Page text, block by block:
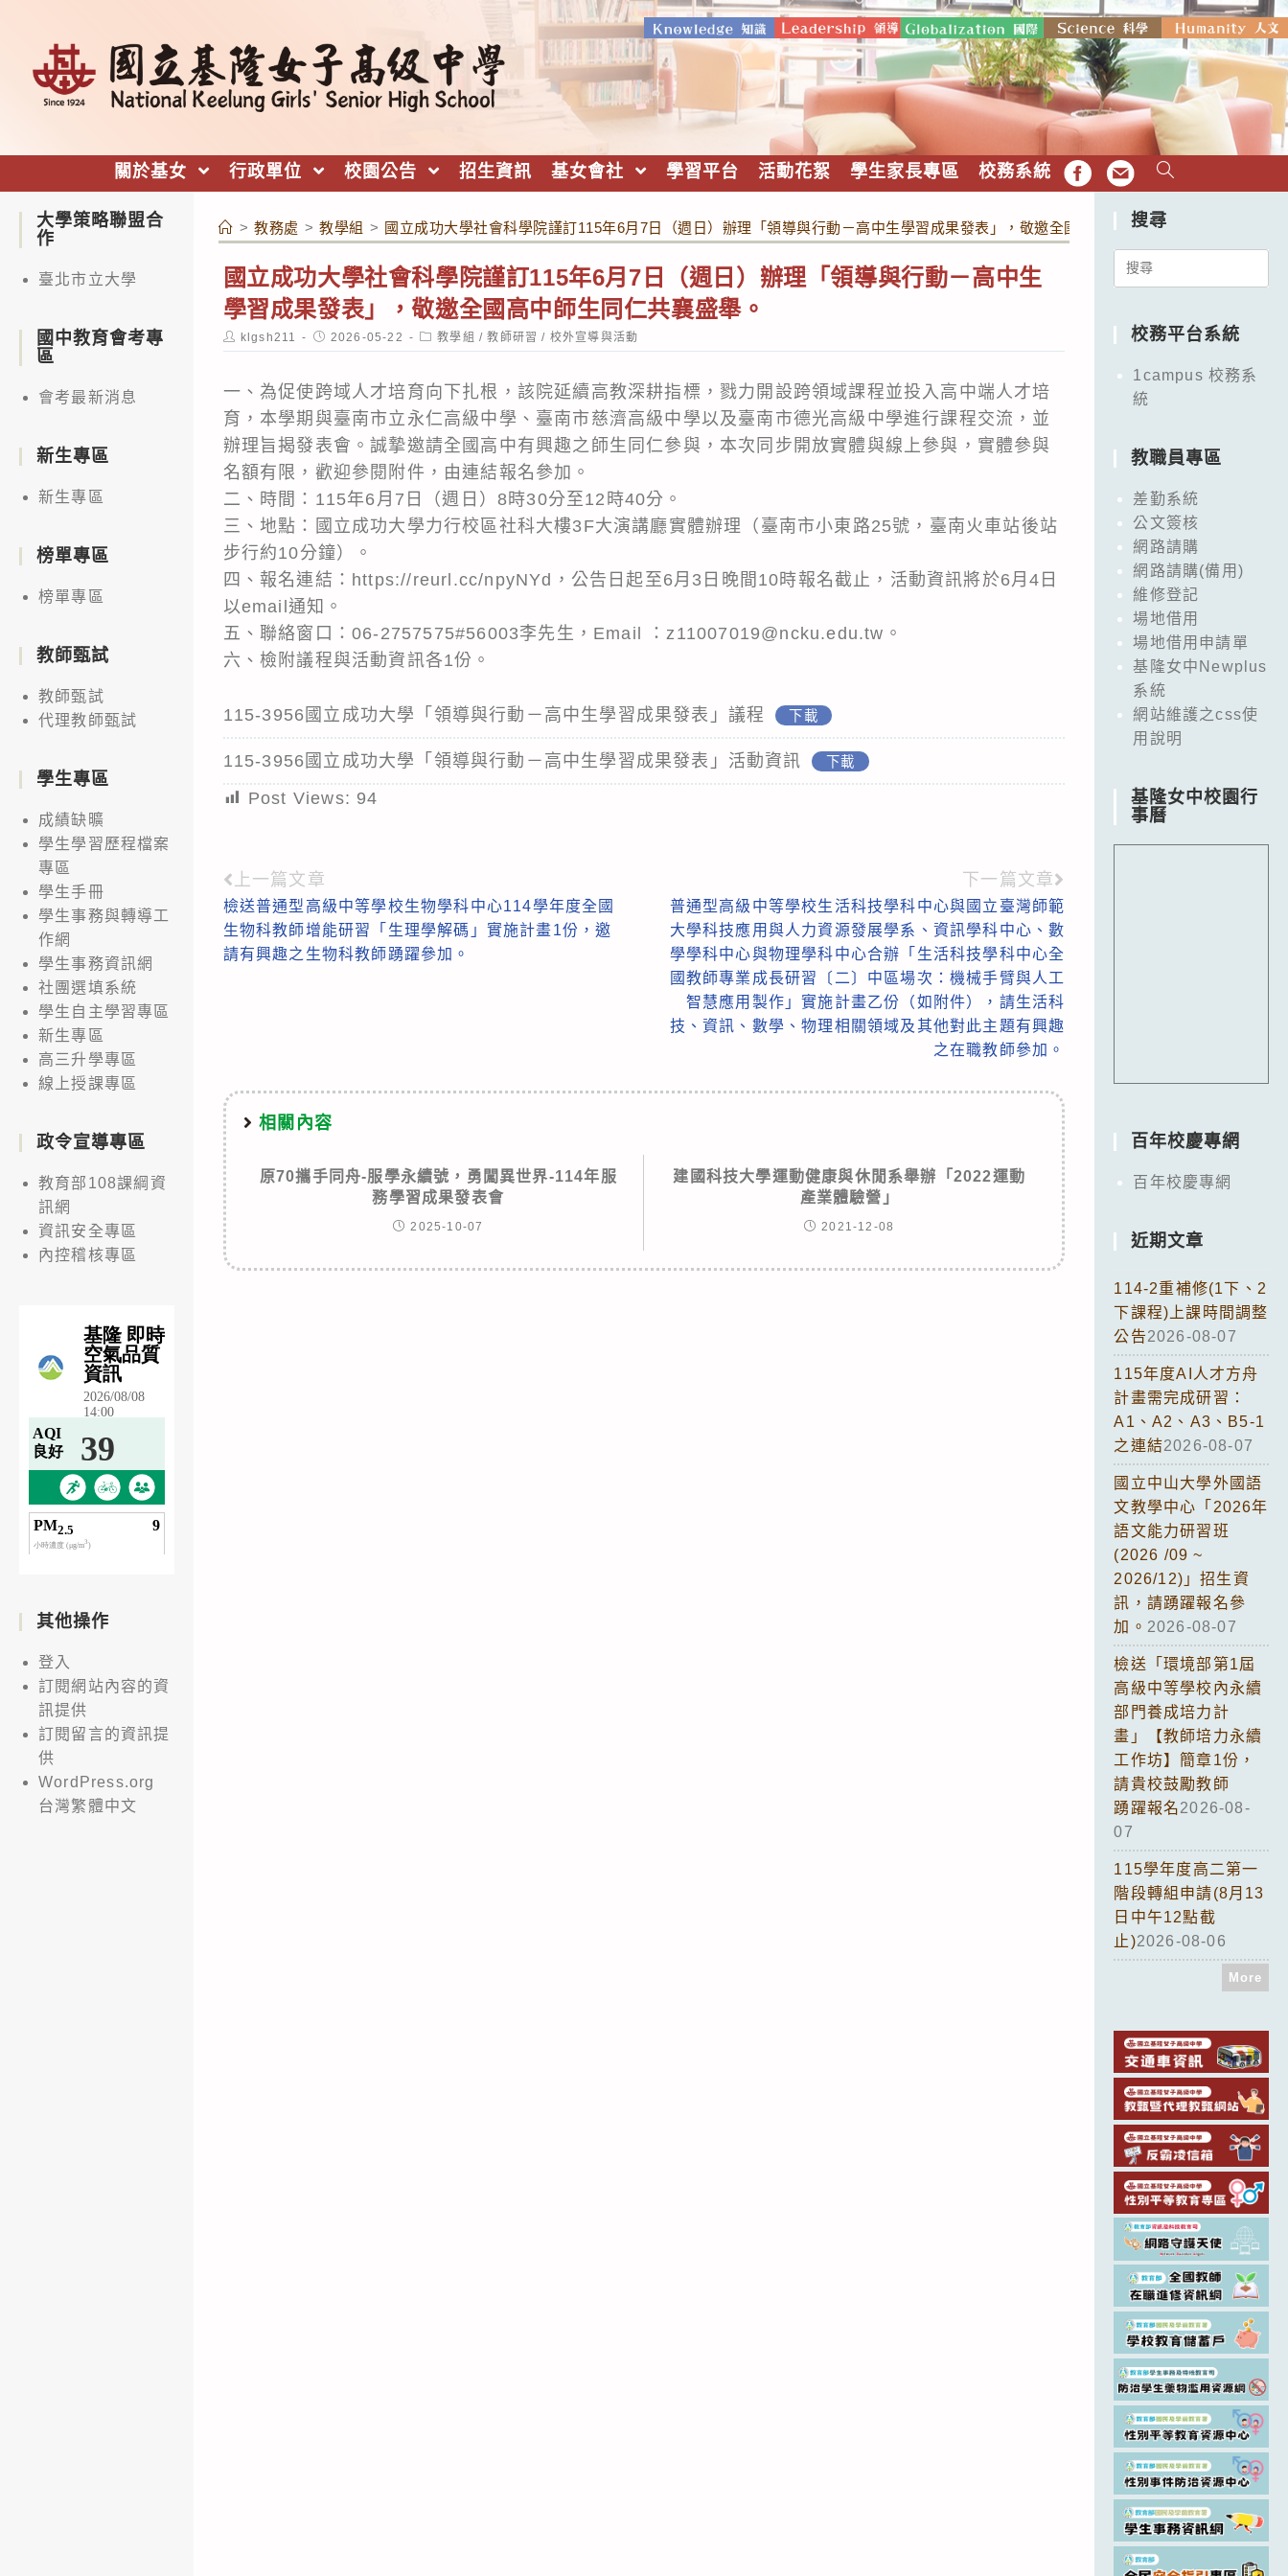
關於基女 行政單位 校園公告 招生資訊 基女會社 學習平台 活動花絮 學生家長專區 校務系統 FB EMAIL
> 教務處 > 教學組 > 國立成功大學社會科學院謹訂115年6月7日（週日）辦理「領導與行動－高中生學習成果發表」，敬邀全國高中師生同仁共襄盛舉。
國立成功大學社會科學院謹訂115年6月7日（週日）辦理「領導與行動－高中生
學習成果發表」，敬邀全國高中師生同仁共襄盛舉。
Post
author:
klgsh211
Post
published:
2026-05-22
Post
category:
教學組 / 教師研習 / 校外宣導與活動
一、為促使跨域人才培育向下扎根，該院延續高教深耕指標，戮力開設跨領域課程並投入高中端人才培
育，本學期與臺南市立永仁高級中學、臺南市慈濟高級中學以及臺南市德光高級中學進行課程交流，並
辦理旨揭發表會。誠摯邀請全國高中有興趣之師生同仁參與，本次同步開放實體與線上參與，實體參與
名額有限，歡迎參閱附件，由連結報名參加。
二、時間：115年6月7日（週日）8時30分至12時40分。
三、地點：國立成功大學力行校區社科大樓3F大演講廳實體辦理（臺南市小東路25號，臺南火車站後站
步行約10分鐘）。
四、報名連結：https://reurl.cc/npyNYd，公告日起至6月3日晚間10時報名截止，活動資訊將於6月4日
以email通知。
五、聯絡窗口：06-2757575#56003李先生，Email ：z11007019@ncku.edu.tw。
六、檢附議程與活動資訊各1份。
115-3956國立成功大學「領導與行動－高中生學習成果發表」議程 下載
115-3956國立成功大學「領導與行動－高中生學習成果發表」活動資訊 下載
Post Views: 94
Read
more
articles
上一篇文章
檢送普通型高級中等學校生物學科中心114學年度全國
生物科教師增能研習「生理學解碼」實施計畫1份，邀
請有興趣之生物科教師踴躍參加。
下一篇文章
普通型高級中等學校生活科技學科中心與國立臺灣師範
大學科技應用與人力資源發展學系、資訊學科中心、數
學學科中心與物理學科中心合辦「生活科技學科中心全
國教師專業成長研習〔二〕中區場次：機械手臂與人工
智慧應用製作」實施計畫乙份（如附件），請生活科
技、資訊、數學、物理相關領域及其他對此主題有興趣
之在職教師參加。
相關內容
原70攜手同舟-服學永續號，勇闖異世界-114年服
務學習成果發表會
2025-10-07
建國科技大學運動健康與休閒系舉辦「2022運動
產業體驗營」
2021-12-08
大學策略聯盟合
作
臺北市立大學
國中教育會考專
區
會考最新消息
新生專區
新生專區
榜單專區
榜單專區
教師甄試
教師甄試
代理教師甄試
學生專區
成績缺曠
學生學習歷程檔案
專區
學生手冊
學生事務與轉導工
作網
學生事務資訊網
社團選填系統
學生自主學習專區
新生專區
高三升學專區
線上授課專區
政令宣導專區
教育部108課綱資
訊網
資訊安全專區
內控稽核專區
其他操作
登入
訂閱網站內容的資
訊提供
訂閱留言的資訊提
供
WordPress.org
台灣繁體中文
搜尋
Search
校務平台系統
1campus 校務系
統
教職員專區
差勤系統
公文簽核
網路請購
網路請購(備用)
維修登記
場地借用
場地借用申請單
基隆女中Newplus
系統
網站維護之css使
用說明
基隆女中校園行
事曆
百年校慶專網
百年校慶專網
近期文章
114-2重補修(1下、2
下課程)上課時間調整
公告2026-08-07
115年度AI人才方舟
計畫需完成研習：
A1、A2、A3、B5-1
之連結2026-08-07
國立中山大學外國語
文教學中心「2026年
語文能力研習班
(2026 /09 ~
2026/12)」招生資
訊，請踴躍報名參
加。 2026-08-07
檢送「環境部第1屆
高級中等學校內永續
部門養成培力計
畫」【教師培力永續
工作坊】簡章1份，
請貴校鼓勵教師
踴躍報名2026-08-
07
115學年度高二第一
階段轉組申請(8月13
日中午12點截
止)2026-08-06
More